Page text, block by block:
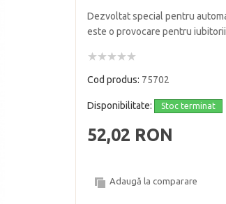
Dezvoltat special pentru
este o provocare pentru
Cod produs: 75702
Disponibilitate: Stoc terminat
52,02 RON
Adaugă la comparare